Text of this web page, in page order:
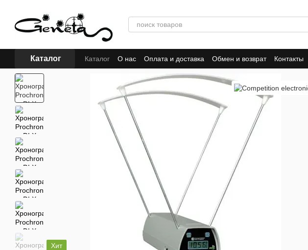
Каталог Каталог О нас Оплата и доставка Обмен и возврат Контакты
Хит